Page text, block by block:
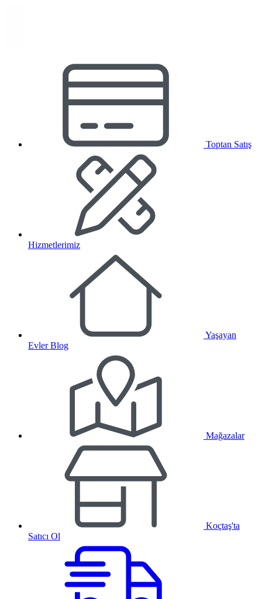
Toptan Satış
Hizmetlerimiz
Yaşayan
Evler Blog
Mağazalar
Koçtaş'ta
Satıcı Ol